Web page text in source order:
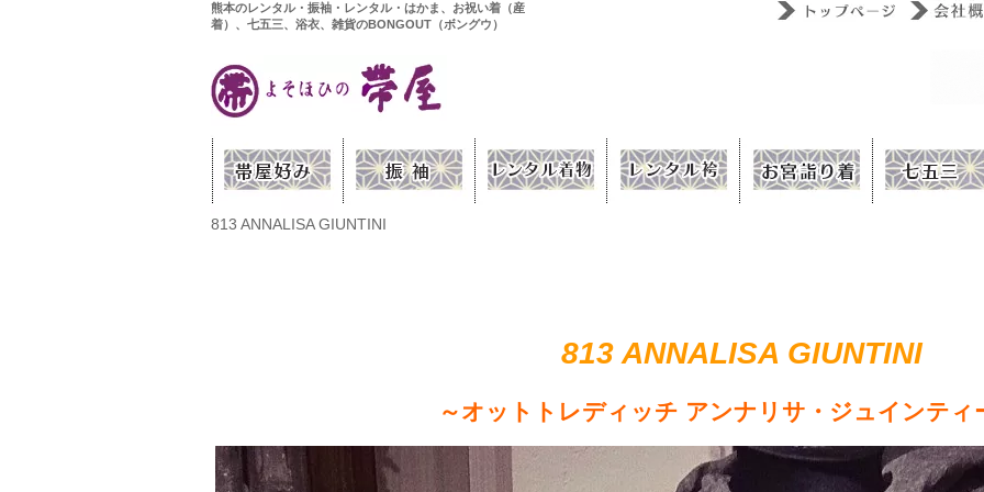
熊本のレンタル・振袖・レンタル・はかま、お祝い着（産
着）、七五三、浴衣、雑貨のBONGOUT（ボングウ）
813 ANNALISA GIUNTINI
813 ANNALISA GIUNTINI
～オットトレディッチ アンナリサ・ジュインティ